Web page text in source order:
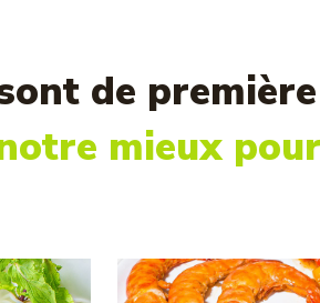
de
mieux